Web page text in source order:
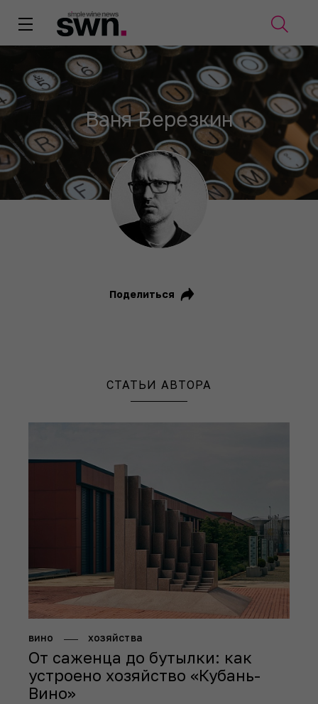
Ваня Березкин
Поделиться
СТАТЬИ АВТОРА
вино хозяйства
От саженца до бутылки: как
устроено хозяйство «Кубань-
Вино»